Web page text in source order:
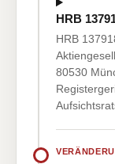
HRB
HRB
80530